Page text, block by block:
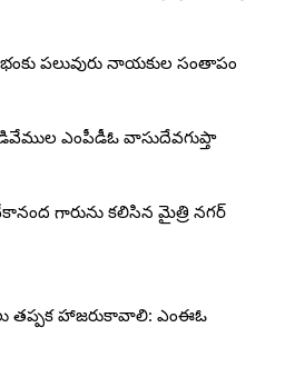
పలువురు నాయకుల సంతాపం
ఎంపీడీఓ వాసుదేవగుప్తా
గారును కలిసిన మైత్రి నగర్
తప్పక హాజరుకావాలి: ఎంఈఓ